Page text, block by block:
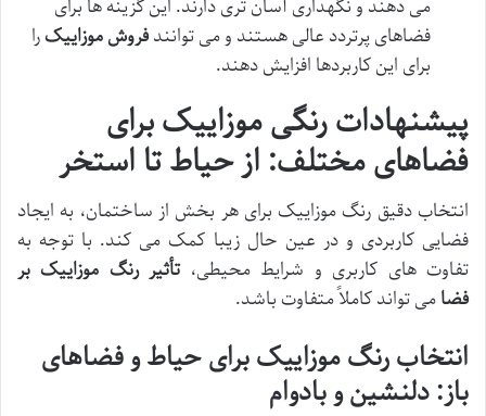
می دهند و نگهداری آسان تری دارند. این گزینه ها برای
فضاهای پرتردد عالی هستند و می توانندفروش موزاییکرا
برای این کاربردها افزایش دهند.
پیشنهادات رنگی موزاییک برای
فضاهای مختلف: از حیاط تا استخر
انتخاب دقیق رنگ موزاییک برای هر بخش از ساختمان، به ایجاد
فضایی کاربردی و در عین حال زیبا کمک می کند. با توجه به
تفاوت های کاربری و شرایط محیطی،تأثیر رنگ موزاییک بر
فضامی تواند کاملاً متفاوت باشد.
انتخاب رنگ موزاییک برای حیاط و فضاهای
باز: دلنشین و بادوام